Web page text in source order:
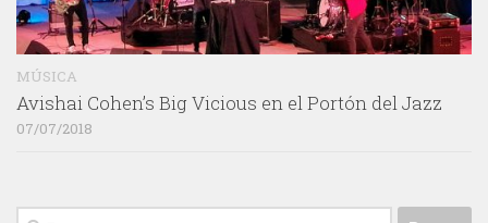
MÚSICA
Avishai Cohen’s Big Vicious en el Portón del Jazz
07/07/2018
Buscar: